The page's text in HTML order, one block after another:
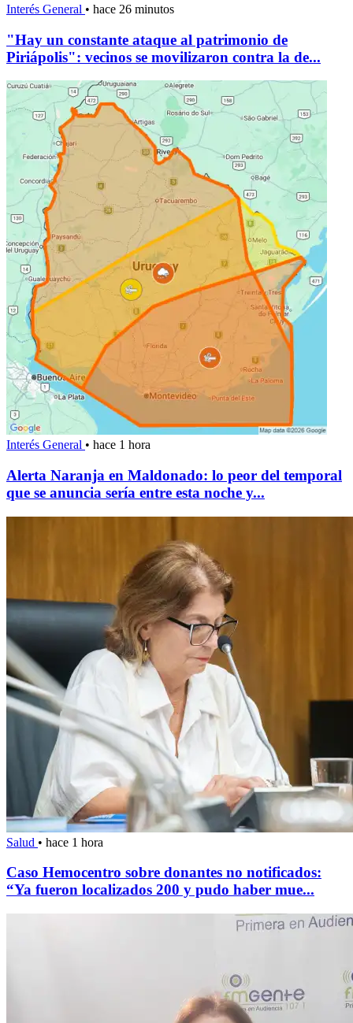
Interés General • hace 26 minutos
"Hay un constante ataque al patrimonio de
Piriápolis": vecinos se movilizaron contra la de...
Interés General • hace 1 hora
Alerta Naranja en Maldonado: lo peor del temporal
que se anuncia sería entre esta noche y...
Salud • hace 1 hora
Caso Hemocentro sobre donantes no notificados:
“Ya fueron localizados 200 y pudo haber mue...